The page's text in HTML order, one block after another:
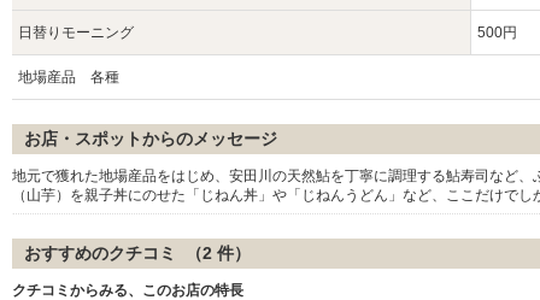
日替りモーニング 500円
地場産品 各種
お店・スポットからのメッセージ
地元で獲れた地場産品をはじめ、安田川の天然鮎を丁寧に調理する鮎寿司など
（山芋）を親子丼にのせた「じねん丼」や「じねんうどん」など、ここだけで
おすすめのクチコミ （2 件）
クチコミからみる、このお店の特長